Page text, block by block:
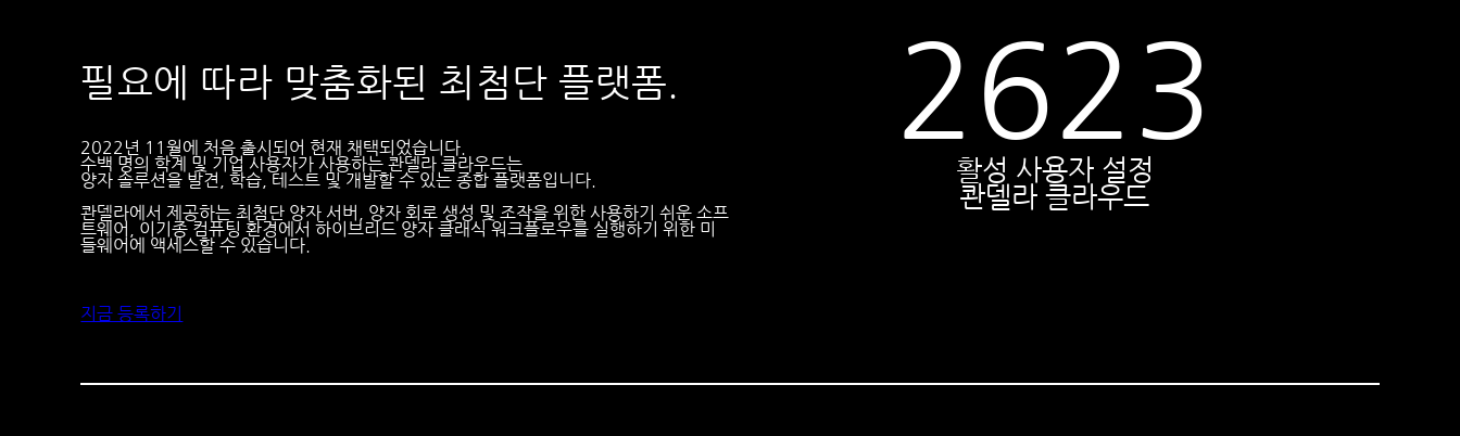
필요에 따라 맞춤화된 최첨단 플랫폼.
2022년 11월에 처음 출시되어 현재 채택되었습니다.
수백 명의 학계 및 기업 사용자가 사용하는 콴델라 클라우드는
양자 솔루션을 발견, 학습, 테스트 및 개발할 수 있는 종합 플랫폼입니다.
콴델라에서 제공하는 최첨단 양자 서버, 양자 회로 생성 및 조작을 위한 사용하기 쉬운 소프
트웨어, 이기종 컴퓨팅 환경에서 하이브리드 양자 클래식 워크플로우를 실행하기 위한 미
들웨어에 액세스할 수 있습니다.
지금 등록하기
2623
활성 사용자 설정
콴델라 클라우드